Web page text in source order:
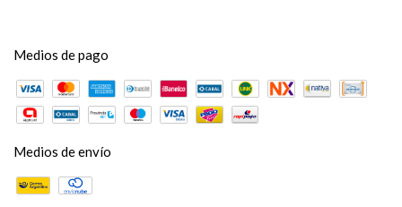
Medios de pago
Medios de envío